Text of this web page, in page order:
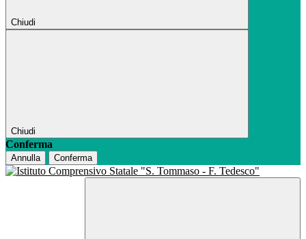
Chiudi
Chiudi
Conferma
Annulla Conferma